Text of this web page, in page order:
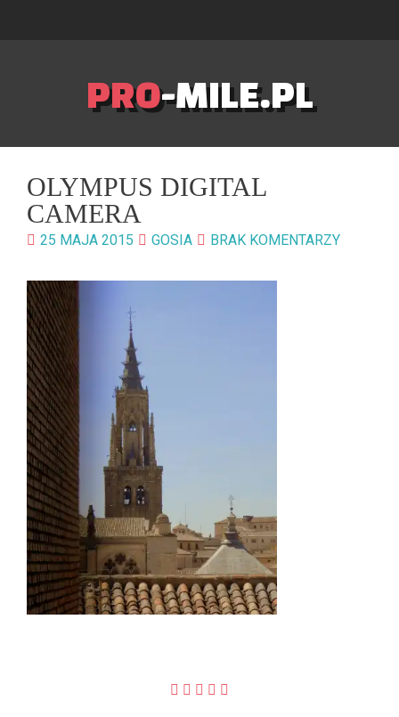
PRO-MILE.PL
OLYMPUS DIGITAL
CAMERA
25 MAJA 2015 GOSIA BRAK KOMENTARZY